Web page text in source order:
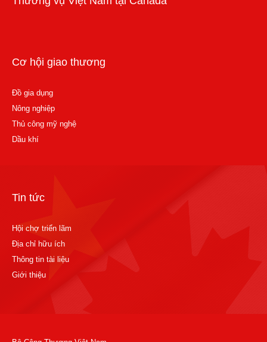
Cơ hội giao thương
Đồ gia dụng
Nông nghiệp
Thủ công mỹ nghệ
Dầu khí
Tin tức
Hội chợ triển lãm
Địa chỉ hữu ích
Thông tin tài liệu
Giới thiệu